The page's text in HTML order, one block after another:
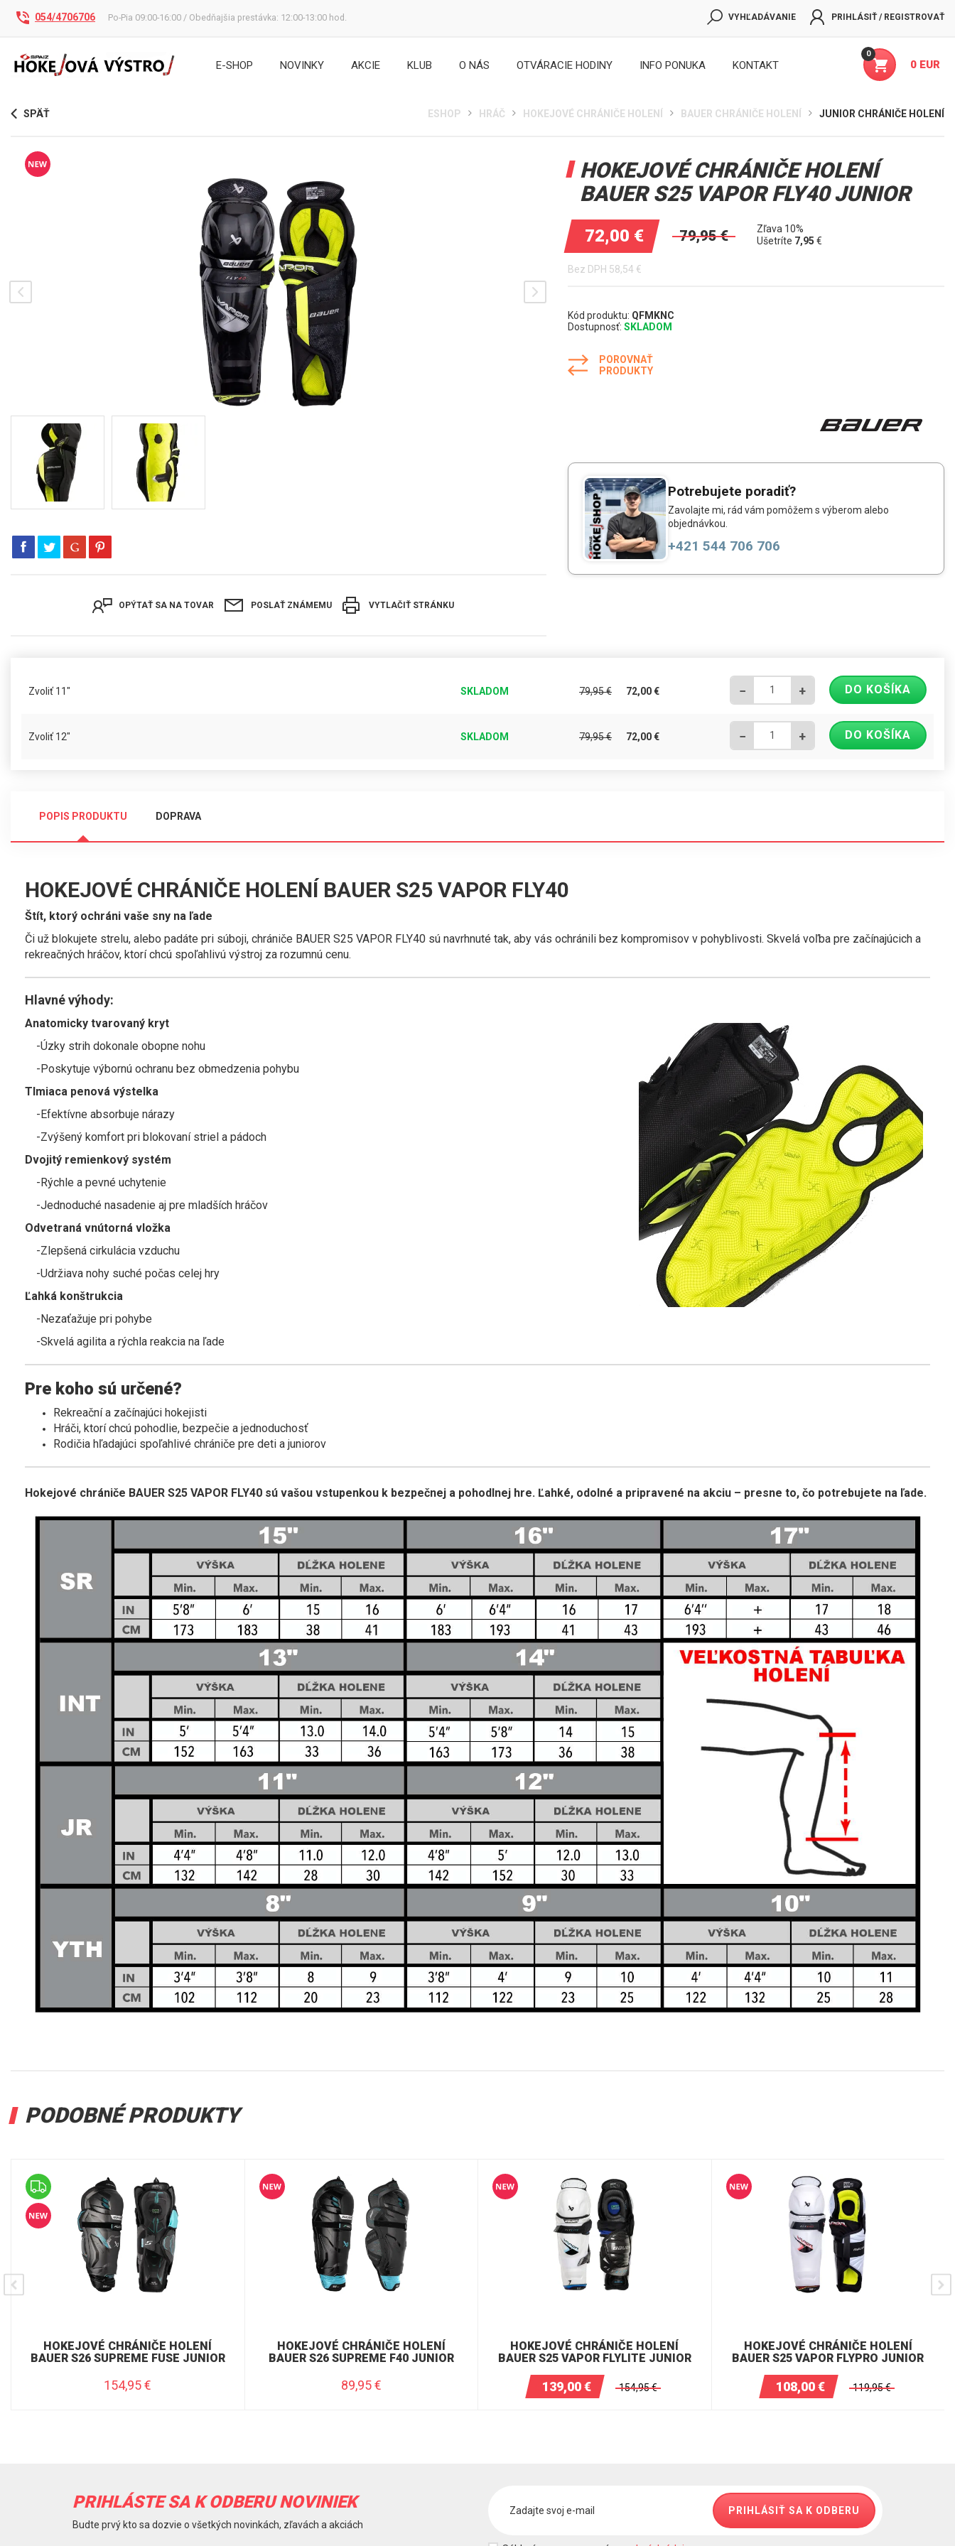
VYHĽADÁVANIE PRIHLÁSIŤ / REGISTROVAŤ
054/4706706 Po-Pia 09:00-16:00 / Obedňajšia prestávka: 12:00-13:00 hod.
0
0 EUR
E-SHOP NOVINKY AKCIE KLUB O NÁS OTVÁRACIE HODINY INFO PONUKA KONTAKT
SPÄŤ ESHOP HRÁČ HOKEJOVÉ CHRÁNIČE HOLENÍ BAUER CHRÁNIČE HOLENÍ JUNIOR CHRÁNIČE HOLENÍ
OPÝTAŤ SA NA TOVAR POSLAŤ ZNÁMEMU VYTLAČIŤ STRÁNKU
HOKEJOVÉ CHRÁNIČE HOLENÍ
BAUER S25 VAPOR FLY40 JUNIOR
72,00 € 79,95€
Zľava 10%
Ušetríte 7,95 €
Bez DPH 58,54 €
Kód produktu: QFMKNC
Dostupnosť: SKLADOM
POROVNAŤ
PRODUKTY
Potrebujete poradiť?
Zavolajte mi, rád vám pomôžem s výberom alebo
objednávkou.
+421 544 706 706
Zvoliť 11" SKLADOM 79,95€ 72,00€ − + DO KOŠÍKA
Zvoliť 12" SKLADOM 79,95€ 72,00€ − + DO KOŠÍKA
POPIS PRODUKTU DOPRAVA
HOKEJOVÉ CHRÁNIČE HOLENÍ BAUER S25 VAPOR FLY40
Štít, ktorý ochráni vaše sny na ľade
Či už blokujete strelu, alebo padáte pri súboji, chrániče BAUER S25 VAPOR FLY40 sú navrhnuté tak, aby vás ochránili bez kompromisov v pohyblivosti. Skvelá voľba pre začínajúcich a
rekreačných hráčov, ktorí chcú spoľahlivú výstroj za rozumnú cenu.
Hlavné výhody:
Anatomicky tvarovaný kryt
-Úzky strih dokonale obopne nohu
-Poskytuje výbornú ochranu bez obmedzenia pohybu
Tlmiaca penová výstelka
-Efektívne absorbuje nárazy
-Zvýšený komfort pri blokovaní striel a pádoch
Dvojitý remienkový systém
-Rýchle a pevné uchytenie
-Jednoduché nasadenie aj pre mladších hráčov
Odvetraná vnútorná vložka
-Zlepšená cirkulácia vzduchu
-Udržiava nohy suché počas celej hry
Ľahká konštrukcia
-Nezaťažuje pri pohybe
-Skvelá agilita a rýchla reakcia na ľade
Pre koho sú určené?
Rekreační a začínajúci hokejisti
Hráči, ktorí chcú pohodlie, bezpečie a jednoduchosť
Rodičia hľadajúci spoľahlivé chrániče pre deti a juniorov
Hokejové chrániče BAUER S25 VAPOR FLY40 sú vašou vstupenkou k bezpečnej a pohodlnej hre. Ľahké, odolné a pripravené na akciu – presne to, čo potrebujete na ľade.
PODOBNÉ PRODUKTY
HOKEJOVÉ CHRÁNIČE HOLENÍ
BAUER S26 SUPREME FUSE JUNIOR
154,95€
HOKEJOVÉ CHRÁNIČE HOLENÍ
BAUER S26 SUPREME F40 JUNIOR
89,95€
HOKEJOVÉ CHRÁNIČE HOLENÍ
BAUER S25 VAPOR FLYLITE JUNIOR
139,00€ 154,95€
HOKEJOVÉ CHRÁNIČE HOLENÍ
BAUER S25 VAPOR FLYPRO JUNIOR
108,00€ 119,95€
PRIHLÁSTE SA K ODBERU NOVINIEK
Budte prvý kto sa dozvie o všetkých novinkách, zľavách a akciách
PRIHLÁSIŤ SA K ODBERU